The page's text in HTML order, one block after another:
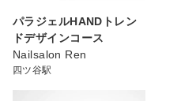
パラジェルHANDトレン
ドデザインコース
Nailsalon Ren
四ツ谷駅